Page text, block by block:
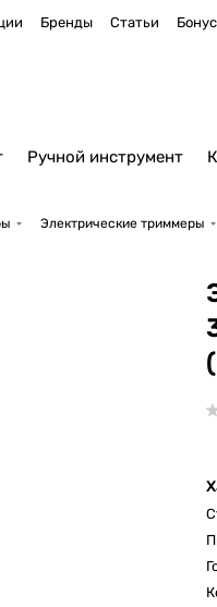
Бренды Статьи
Ручной инструмент
Электрические триммеры